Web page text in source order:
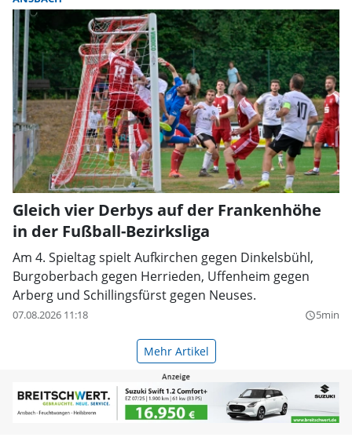
Gleich vier Derbys auf der Frankenhöhe
in der Fußball-Bezirksliga
Am 4. Spieltag spielt Aufkirchen gegen Dinkelsbühl,
Burgoberbach gegen Herrieden, Uffenheim gegen
Arberg und Schillingsfürst gegen Neuses.
07.08.2026 11:18 query_builder5min
Mehr Artikel